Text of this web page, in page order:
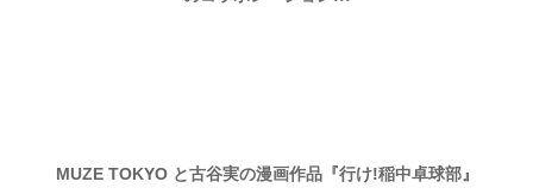
MUZE TOKYO と古谷実の漫画作品『行け!稲中卓球部』